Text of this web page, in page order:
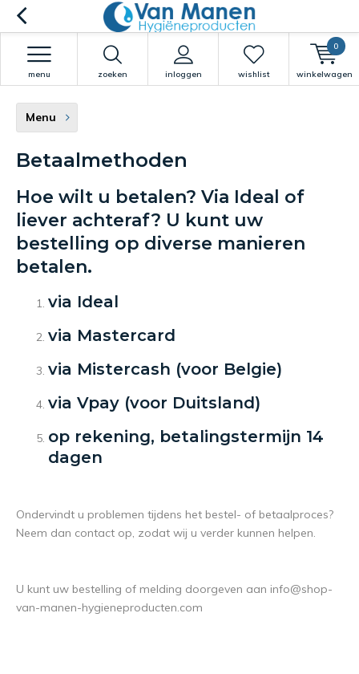
zoeken inloggen
menu wishlist winkelwagen
0
Menu
Betaalmethoden
Hoe wilt u betalen? Via Ideal of
liever achteraf? U kunt uw
bestelling op diverse manieren
betalen.
via Ideal
via Mastercard
via Mistercash (voor Belgie)
via Vpay (voor Duitsland)
op rekening, betalingstermijn 14
dagen
Ondervindt u problemen tijdens het bestel- of betaalproces?
Neem dan contact op, zodat wij u verder kunnen helpen.
U kunt uw bestelling of melding doorgeven aan info@shop-
van-manen-hygieneproducten.com